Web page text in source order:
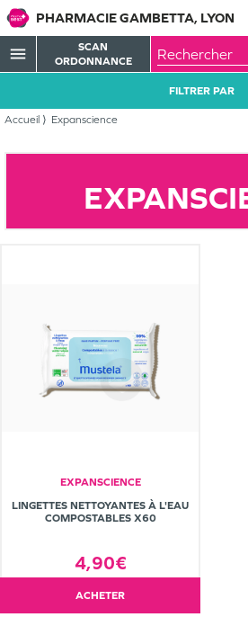
PHARMACIE GAMBETTA, LYON
menu
SCAN
ORDONNANCE
Accueil Expanscience
FILTRER PAR
EXPANSCIENCE
LINGETTES NETTOYANTES À L'EAU
COMPOSTABLES X60
4,90€
ACHETER